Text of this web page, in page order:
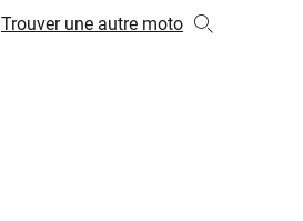
Trouver une autre moto